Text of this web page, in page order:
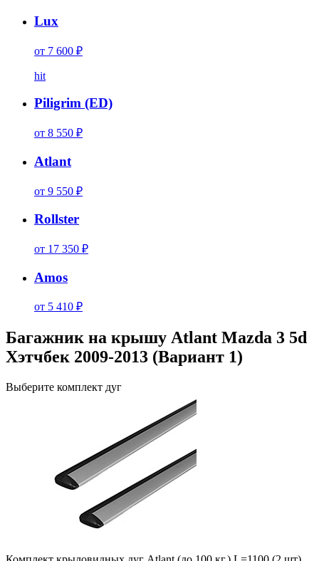
Lux
от 7 600 ₽
hit
Piligrim (ED)
от 8 550 ₽
Atlant
от 9 550 ₽
Rollster
от 17 350 ₽
Amos
от 5 410 ₽
Багажник на крышу Atlant Mazda 3 5d
Хэтчбек 2009-2013 (Вариант 1)
Выберите комплект дуг